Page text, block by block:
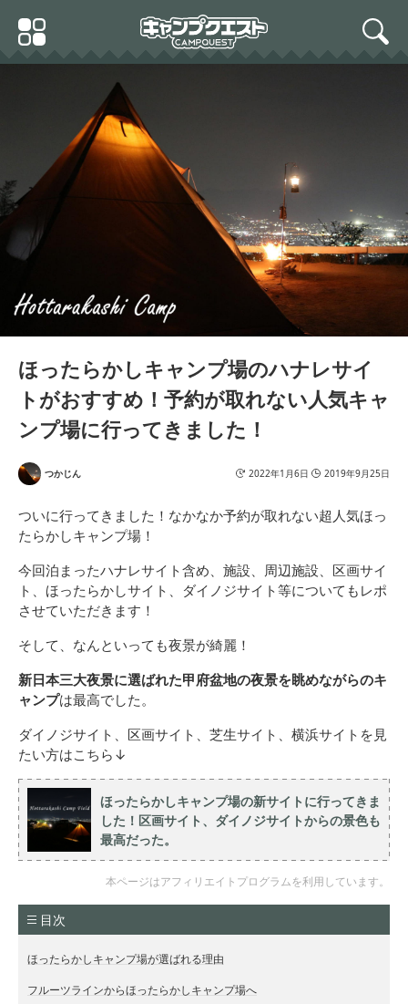
Primary
Menu
search
ほったらかしキャンプ場のハナレサイ
トがおすすめ！予約が取れない人気キャ
ンプ場に行ってきました！
つかじん 2022年1月6日 2019年9月25日
ついに行ってきました！なかなか予約が取れない超人気ほっ
たらかしキャンプ場！
今回泊まったハナレサイト含め、施設、周辺施設、区画サイ
ト、ほったらかしサイト、ダイノジサイト等についてもレポ
させていただきます！
そして、なんといっても夜景が綺麗！
新日本三大夜景に選ばれた甲府盆地の夜景を眺めながらのキ
ャンプは最高でした。
ダイノジサイト、区画サイト、芝生サイト、横浜サイトを見
たい方はこちら↓
ほったらかしキャンプ場の新サイトに行ってきま
した！区画サイト、ダイノジサイトからの景色も
最高だった。
本ページはアフィリエイトプログラムを利用しています。
目次
ほったらかしキャンプ場が選ばれる理由
フルーツラインからほったらかしキャンプ場へ
スノーピーク(snow peak)
テント タープ 設営 アウト
ドア キャンプ
ユニフレーム ユニセラTG-
III No.615010